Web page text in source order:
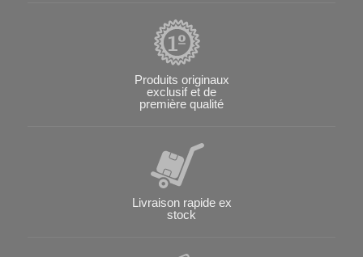
Produits originaux
exclusif et de
première qualité
Livraison rapide ex
stock